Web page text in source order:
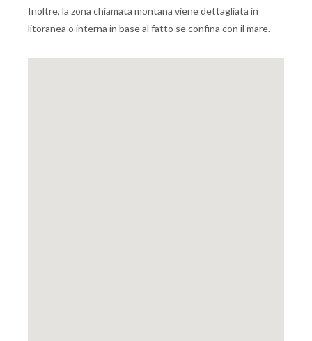
Inoltre, la zona chiamata montana viene dettagliata in
litoranea o interna in base al fatto se confina con il mare.